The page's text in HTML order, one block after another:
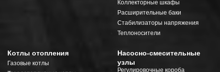
Коллекторные шкафы
Расширительные баки
Стабилизаторы напряжения
Теплоносители
Котлы отопления
Газовые котлы
Насосно-смесительные
узлы
Регулировочные короба